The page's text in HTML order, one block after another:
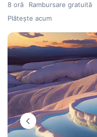
8 oră Rambursare gratuită
Plătește acum